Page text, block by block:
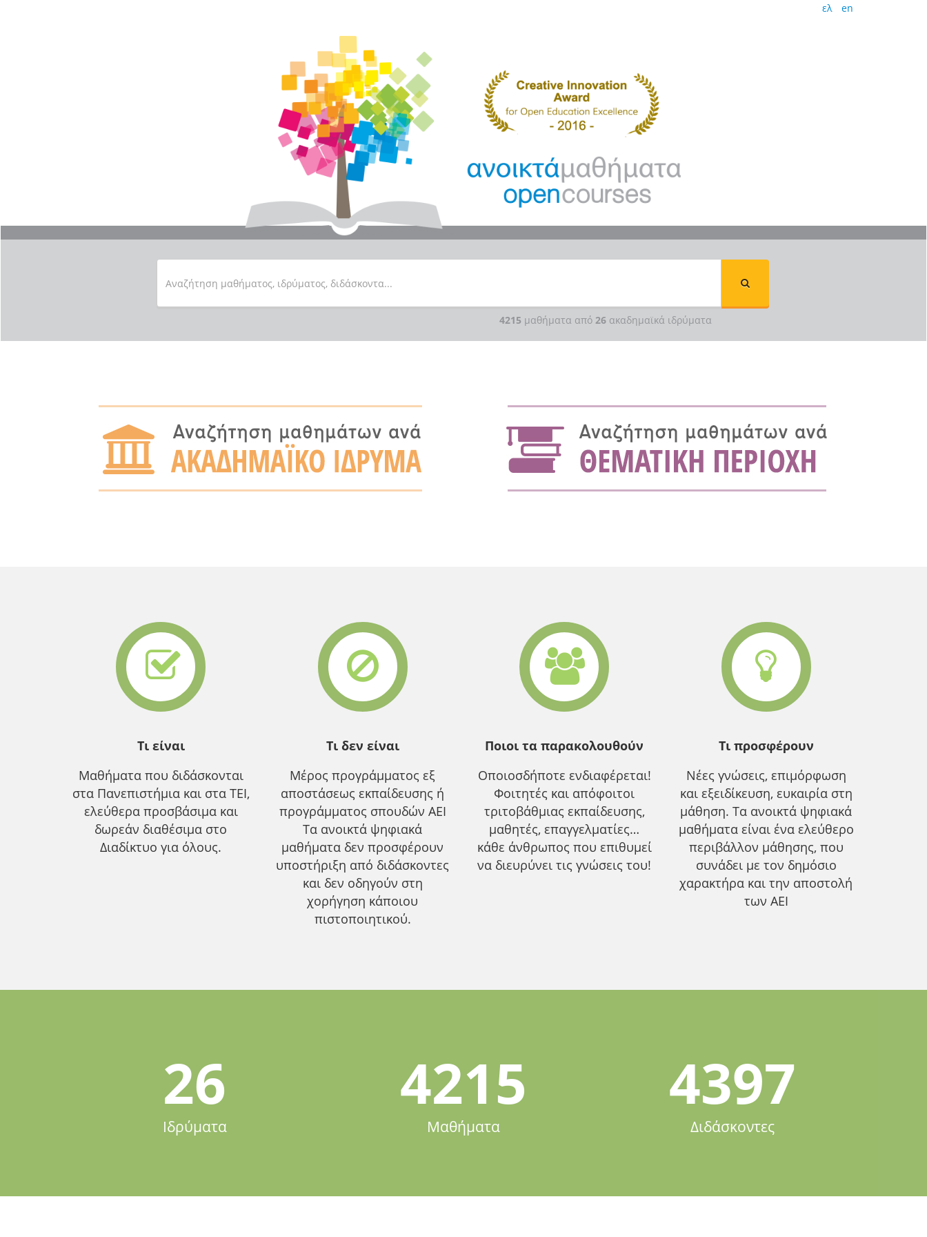
ελ en
4215 μαθήματα από 26 ακαδημαϊκά ιδρύματα
Τι είναι
Μαθήματα που διδάσκονται
στα Πανεπιστήμια και στα ΤΕΙ,
ελεύθερα προσβάσιμα και
δωρεάν διαθέσιμα στο
Διαδίκτυο για όλους.
Τι δεν είναι
Μέρος προγράμματος εξ
αποστάσεως εκπαίδευσης ή
προγράμματος σπουδών ΑΕΙ
Τα ανοικτά ψηφιακά
μαθήματα δεν προσφέρουν
υποστήριξη από διδάσκοντες
και δεν οδηγούν στη
χορήγηση κάποιου
πιστοποιητικού.
Ποιοι τα παρακολουθούν
Οποιοσδήποτε ενδιαφέρεται!
Φοιτητές και απόφοιτοι
τριτοβάθμιας εκπαίδευσης,
μαθητές, επαγγελματίες…
κάθε άνθρωπος που επιθυμεί
να διευρύνει τις γνώσεις του!
Τι προσφέρουν
Νέες γνώσεις, επιμόρφωση
και εξειδίκευση, ευκαιρία στη
μάθηση. Τα ανοικτά ψηφιακά
μαθήματα είναι ένα ελεύθερο
περιβάλλον μάθησης, που
συνάδει με τον δημόσιο
χαρακτήρα και την αποστολή
των ΑΕΙ
26
Ιδρύματα
4215
Μαθήματα
4397
Διδάσκοντες